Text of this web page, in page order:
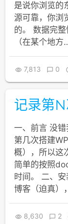
是说你浏览的
源可靠，你浏
的。 数据完整
（在某个地方
 7,813  0
记录第
一、前言 没
第几次搭建
概），所以这
简单的按照
时间。 二、
博客（迫真）
 8,630  2